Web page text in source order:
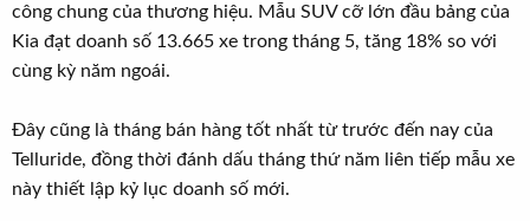
công chung của thương hiệu. Mẫu SUV cỡ lớn đầu bảng của
Kia đạt doanh số 13.665 xe trong tháng 5, tăng 18% so với
cùng kỳ năm ngoái.
Đây cũng là tháng bán hàng tốt nhất từ trước đến nay của
Telluride, đồng thời đánh dấu tháng thứ năm liên tiếp mẫu xe
này thiết lập kỷ lục doanh số mới.